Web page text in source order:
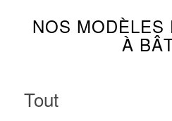
NOS MODÈLES
À
Tout